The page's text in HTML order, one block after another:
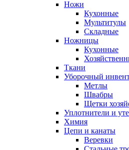
Ножи
Кухонные
Мультитулы
Складные
Ножницы
Кухонные
Ткани
Уборочный
Метлы
Швабры
Щетки
Уплотнители и
Химия
Цепи и канаты
Веревки